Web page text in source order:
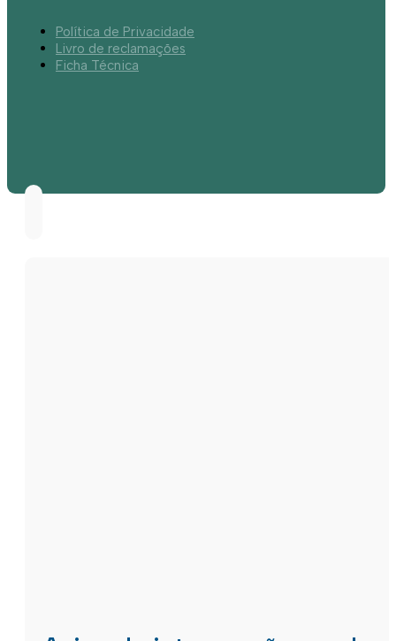
Política de Privacidade
Livro de reclamações
Ficha Técnica